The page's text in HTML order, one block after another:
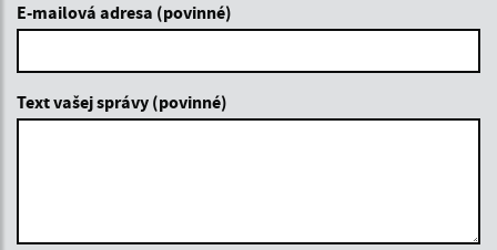
E-mailová adresa (povinné)
Text vašej správy (povinné)